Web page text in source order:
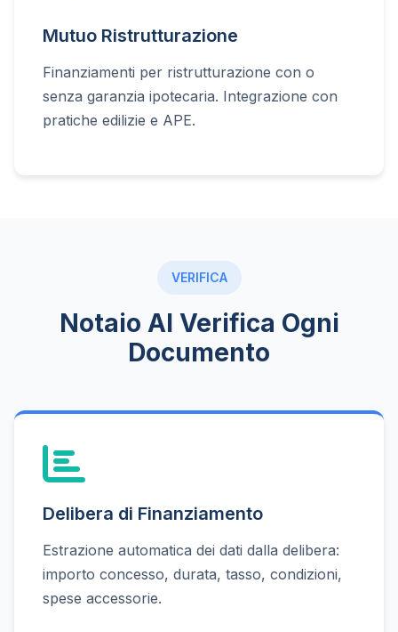
Mutuo Ristrutturazione
Finanziamenti per ristrutturazione con o
senza garanzia ipotecaria. Integrazione con
pratiche edilizie e APE.
VERIFICA
Notaio AI Verifica Ogni
Documento
Delibera di Finanziamento
Estrazione automatica dei dati dalla delibera:
importo concesso, durata, tasso, condizioni,
spese accessorie.